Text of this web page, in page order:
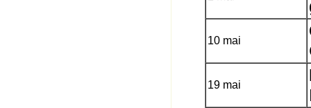
10 mai
19 mai